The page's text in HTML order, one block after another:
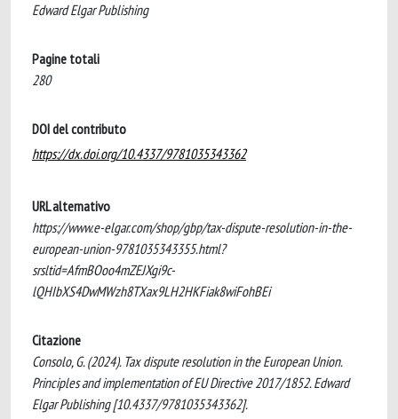
Edward Elgar Publishing
Pagine totali
280
DOI del contributo
https://dx.doi.org/10.4337/9781035343362
URL alternativo
https://www.e-elgar.com/shop/gbp/tax-dispute-resolution-in-the-
european-union-9781035343355.html?
srsltid=AfmBOoo4mZEJXgi9c-
lQHIbXS4DwMWzh8TXax9LH2HKFiak8wiFohBEi
Citazione
Consolo, G. (2024). Tax dispute resolution in the European Union.
Principles and implementation of EU Directive 2017/1852. Edward
Elgar Publishing [10.4337/9781035343362].